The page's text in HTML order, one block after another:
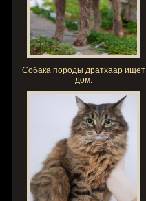
Собака породы дратхаар ищет
дом.